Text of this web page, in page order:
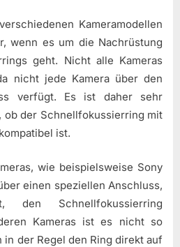
Kameramodellen
wenn es um die Nachrüstung
geht. Nicht alle Kameras
nicht jede Kamera über den
verfügt. Es ist daher sehr
der Schnellfokussierring mit
ist.
wie beispielsweise Sony
einen speziellen Anschluss,
Schnellfokussierring
Kameras ist es nicht so
in der Regel den Ring direkt auf